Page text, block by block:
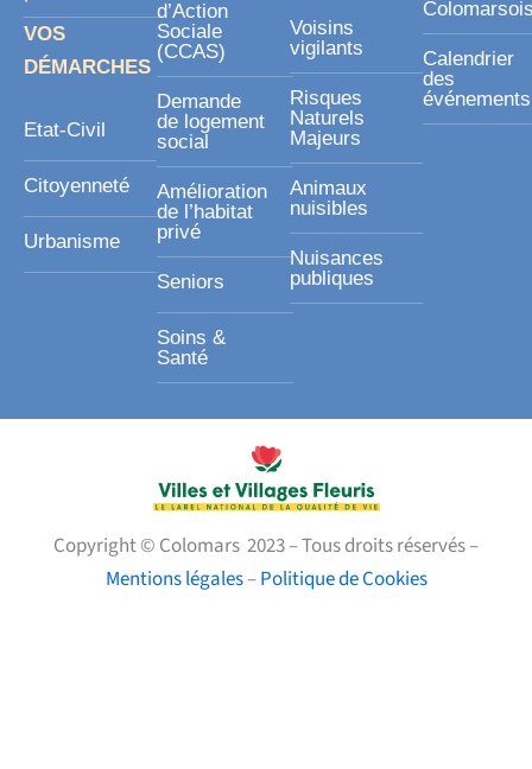
VOS
DÉMARCHES
Etat-Civil
Citoyenneté
Urbanisme
d’Action
Sociale
(CCAS)
Demande
de logement
social
Amélioration
de l’habitat
privé
Seniors
Soins &
Santé
Voisins
vigilants
Risques
Naturels
Majeurs
Animaux
nuisibles
Nuisances
publiques
Calendrier
des
événements
Copyright © Colomars 2023 – Tous droits réservés –
Mentions légales–Politique de Cookies